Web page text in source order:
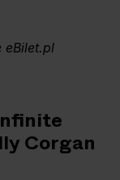
w polskim
eBilet.pl
Corgan